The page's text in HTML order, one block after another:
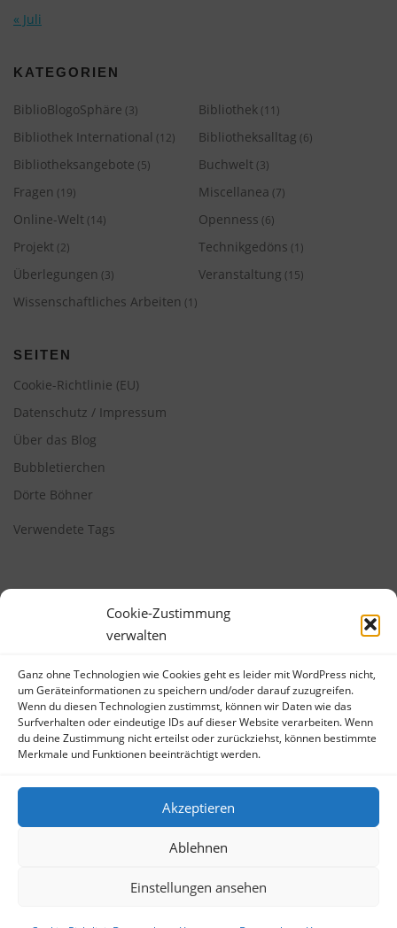
Cookie-Zustimmung
verwalten
Ganz ohne Technologien wie Cookies geht es leider mit WordPress nicht,
um Geräteinformationen zu speichern und/oder darauf zuzugreifen.
Wenn du diesen Technologien zustimmst, können wir Daten wie das
Surfverhalten oder eindeutige IDs auf dieser Website verarbeiten. Wenn
du deine Zustimmung nicht erteilst oder zurückziehst, können bestimmte
Merkmale und Funktionen beeinträchtigt werden.
Akzeptieren
Ablehnen
Einstellungen ansehen
« Juli
KATEGORIEN
BiblioBlogoSphäre (3) Bibliothek (11)
Bibliothek International (12) Bibliotheksalltag (6)
Bibliotheksangebote (5) Buchwelt (3)
Fragen (19) Miscellanea (7)
Online-Welt (14) Openness (6)
Projekt (2) Technikgedöns (1)
Überlegungen (3) Veranstaltung (15)
Wissenschaftliches Arbeiten (1)
SEITEN
Cookie-Richtlinie (EU)
Datenschutz / Impressum
Über das Blog
Bubbletierchen
Dörte Böhner
Verwendete Tags
META
Anmelden
Eintrags-Feed
WordPress.org
Copyright © 2026 Bibliotheksbubble